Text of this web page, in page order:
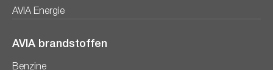
AVIA Energie
AVIA brandstoffen
Benzine